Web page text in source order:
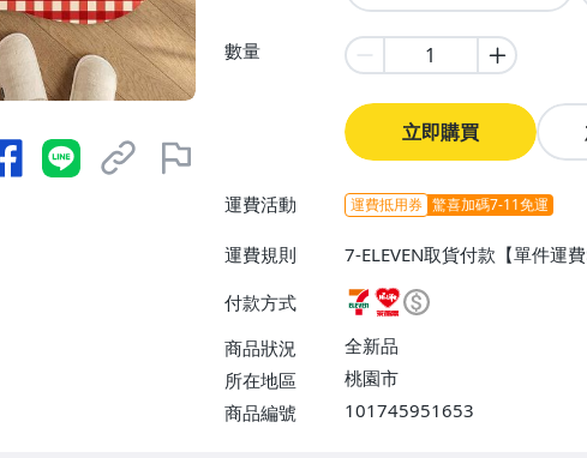
數量
立即購買
運費活動 運費抵用券 驚喜加碼7-11免運
運費規則
7-ELEVEN取貨付款【單件運
爾富取貨付款【單件運費$60
貨運【單件運費$80、滿100
付款方式
商品狀況
全新品
所在地區
桃園市
商品編號
101745951653